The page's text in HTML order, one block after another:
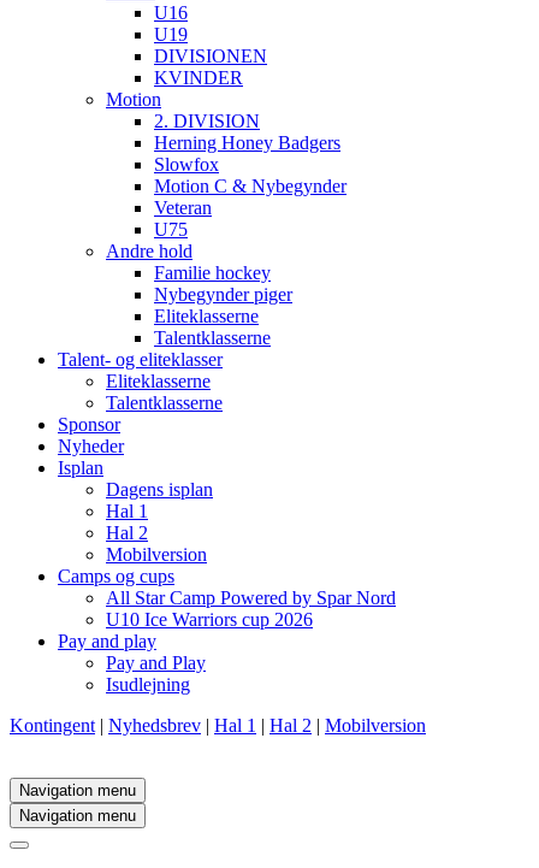
U16
U19
DIVISIONEN
KVINDER
Motion
2. DIVISION
Herning Honey Badgers
Slowfox
Motion C & Nybegynder
Veteran
U75
Andre hold
Familie hockey
Nybegynder piger
Eliteklasserne
Talentklasserne
Talent- og eliteklasser
Eliteklasserne
Talentklasserne
Sponsor
Nyheder
Isplan
Dagens isplan
Hal 1
Hal 2
Mobilversion
Camps og cups
All Star Camp Powered by Spar Nord
U10 Ice Warriors cup 2026
Pay and play
Pay and Play
Isudlejning
Kontingent | Nyhedsbrev | Hal 1 | Hal 2 | Mobilversion
Navigation menu
Navigation menu